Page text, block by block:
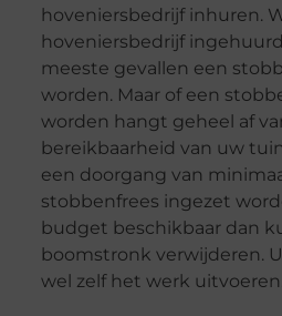
hoveniersbedrijf inhuren.
hoveniersbedrijf
meeste gevallen een
worden. Maar of een
worden hangt geheel af
bereikbaarheid van uw
een doorgang van
stobbenfrees ingezet
budget beschikbaar dan
boomstronk verwijderen.
wel zelf het werk uitvoeren.